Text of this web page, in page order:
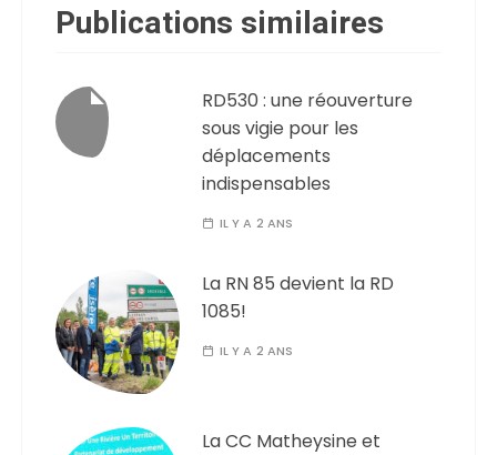
Publications similaires
RD530 : une réouverture
sous vigie pour les
déplacements
indispensables
IL Y A 2 ANS
La RN 85 devient la RD
1085!
IL Y A 2 ANS
La CC Matheysine et